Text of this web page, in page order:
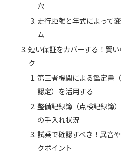
穴
走行距離と年式によって
ム
短い保証をカバーする！賢
ク
第三者機関による鑑定書
認定）を活用する
整備記録簿（点検記録簿
の手入れ状況
試乗で確認すべき！異音
クポイント